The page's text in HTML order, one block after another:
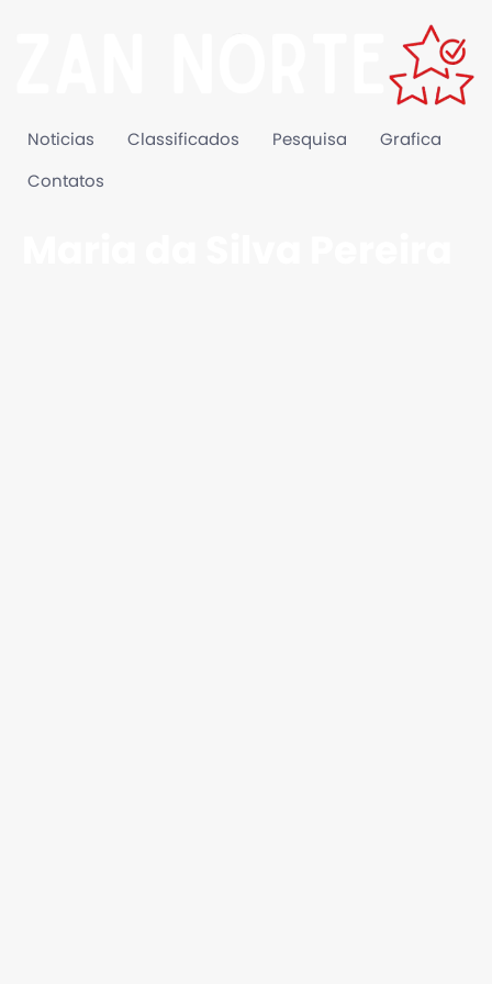
Noticias Classificados Pesquisa Grafica
Contatos